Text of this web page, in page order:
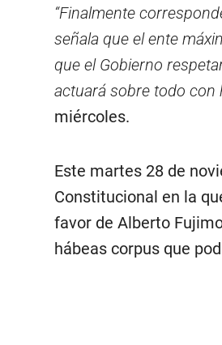
“Finalmente
señala que el ente
que el Gobierno
actuará sobre todo con
miércoles.
Este martes 28 de
Constitucional en la
favor de Alberto
hábeas corpus que